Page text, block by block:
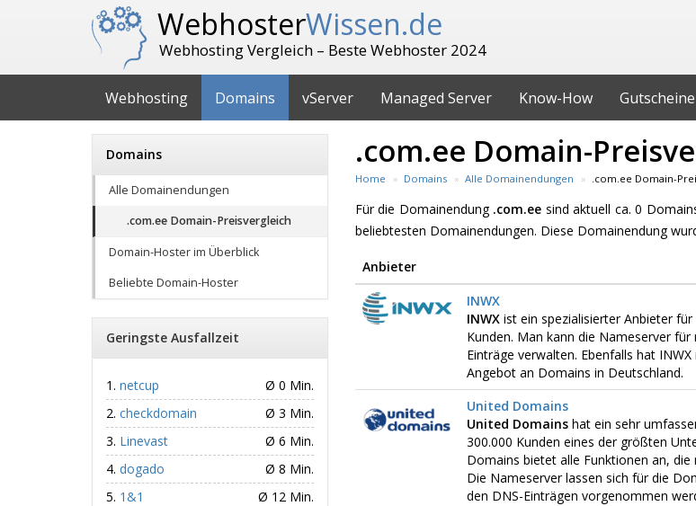
WebhosterWissen.de
Webhosting Vergleich – Beste Webhoster 2024
Webhosting Domains vServer Managed Server Know-How Gutscheine
.com.ee Domain-
Home Domains Alle Domainendungen .com.ee Domain-
Für die Domainendung .com.ee sind aktuell ca. 0
beliebtesten Domainendungen. Diese Domainendung
Anbieter
INWX
INWXist ein spezialisierter Anbieter
Kunden. Man kann die Nameserver
Einträge verwalten. Ebenfalls hat
Angebot an Domains in Deutschland.
United Domains
United Domainshat ein sehr
300.000 Kunden eines der größten
Domains bietet alle Funktionen an,
Die Nameserver lassen sich für die
den DNS-Einträgen vorgenommen
Domains
Alle Domainendungen
.com.ee Domain-Preisvergleich
Domain-Hoster im Überblick
Beliebte Domain-Hoster
Geringste Ausfallzeit
netcup
Ø 0 Min.
checkdomain
Ø 3 Min.
Linevast
Ø 6 Min.
dogado
Ø 8 Min.
1&1
Ø 12 Min.